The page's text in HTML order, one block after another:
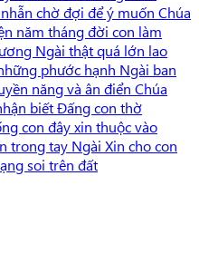
chờ đợi để ý muốn Chúa
năm tháng đời con làm
Ngài thật quá lớn lao
phước hạnh Ngài ban
năng và ân điển Chúa
biết Đấng con thờ
con đây xin thuộc vào
trong tay Ngài Xin cho con
soi trên đất